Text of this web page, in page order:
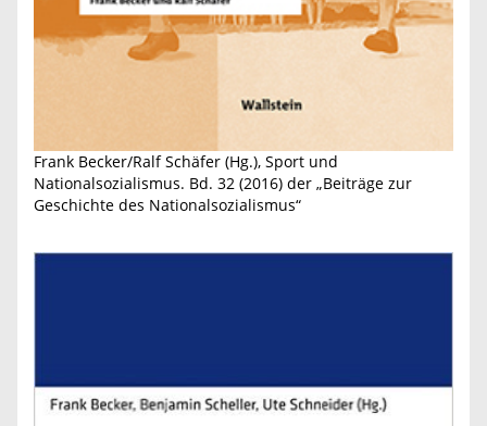
Frank Becker/Ralf Schäfer (Hg.), Sport und
Nationalsozialismus. Bd. 32 (2016) der „Beiträge zur
Geschichte des Nationalsozialismus“